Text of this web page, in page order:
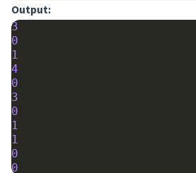
Output:
3
0
1
4
0
3
0
1
1
0
0